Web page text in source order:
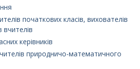
початкових класів, вихователів
вчителів
керівників
природничо-математичного